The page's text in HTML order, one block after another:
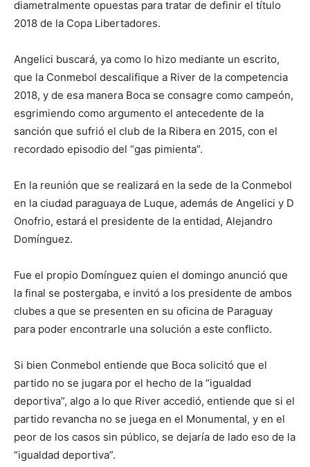
diametralmente opuestas para tratar de definir el título
2018 de la Copa Libertadores.
Angelici buscará, ya como lo hizo mediante un escrito,
que la Conmebol descalifique a River de la competencia
2018, y de esa manera Boca se consagre como campeón,
esgrimiendo como argumento el antecedente de la
sanción que sufrió el club de la Ribera en 2015, con el
recordado episodio del “gas pimienta”.
En la reunión que se realizará en la sede de la Conmebol
en la ciudad paraguaya de Luque, además de Angelici y D
Onofrio, estará el presidente de la entidad, Alejandro
Domínguez.
Fue el propio Domínguez quien el domingo anunció que
la final se postergaba, e invitó a los presidente de ambos
clubes a que se presenten en su oficina de Paraguay
para poder encontrarle una solución a este conflicto.
Si bien Conmebol entiende que Boca solicitó que el
partido no se jugara por el hecho de la “igualdad
deportiva”, algo a lo que River accedió, entiende que si el
partido revancha no se juega en el Monumental, y en el
peor de los casos sin público, se dejaría de lado eso de la
“igualdad deportiva”.